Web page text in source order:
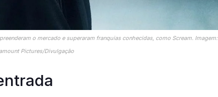
o mercado e superaram franquias conhecidas, como Scream. Imagem:
Pictures/Divulgação